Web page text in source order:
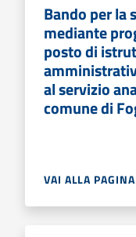
Bando per la
mediante
posto di
al servizio
comune di
VAI ALLA PAGINA